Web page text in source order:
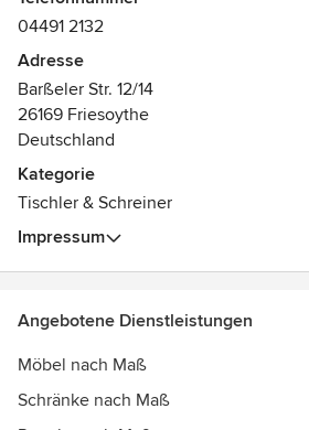
04491 2132
Adresse
Barßeler Str. 12/14
26169 Friesoythe
Deutschland
Kategorie
Tischler & Schreiner
Impressum
Angebotene Dienstleistungen
Möbel nach Maß
Schränke nach Maß